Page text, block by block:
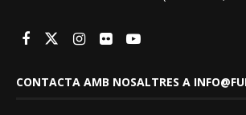
CONTACTA AMB NOSALTRES A